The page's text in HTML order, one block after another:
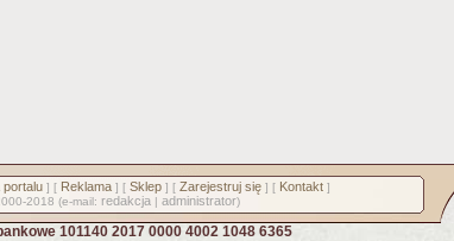
portalu] [ Reklama] [ Sklep] [ Zarejestruj się] [ Kontakt]
2018 (e-mail: redakcja | administrator)
101140 2017 0000 4002 1048 6365